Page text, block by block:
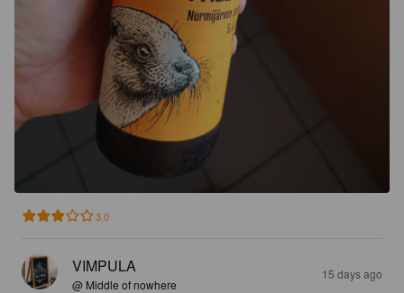
3.0
VIMPULA
@ Middle of nowhere
15 days ago